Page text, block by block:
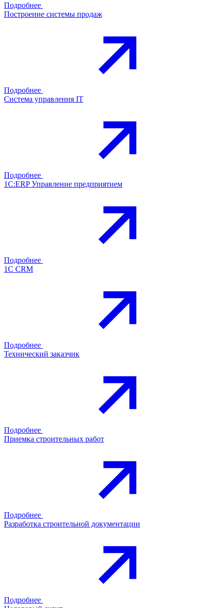
Подробнее
Построение системы продаж
Подробнее
Система управления IT
Подробнее
1С:ERP Управление предприятием
Подробнее
1С CRM
Подробнее
Технический заказчик
Подробнее
Приемка строительных работ
Подробнее
Разработка строительной документации
Подробнее